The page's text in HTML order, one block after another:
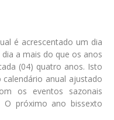
é acrescentado um dia
a mais do que os anos
(04) quatro anos. Isto
anual ajustado
os eventos sazonais
O próximo ano bissexto